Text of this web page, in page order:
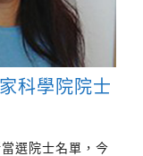
科學院院士
選院士名單，今